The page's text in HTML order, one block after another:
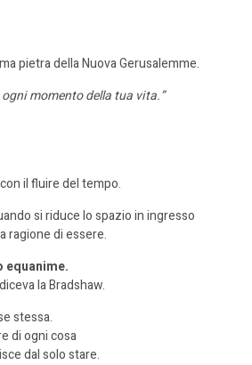
pietra della Nuova Gerusalemme.
momento della tua vita.”
il fluire del tempo.
si riduce lo spazio in ingresso
ragione di essere.
equanime.
la Bradshaw.
stessa.
di ogni cosa
dal solo stare.